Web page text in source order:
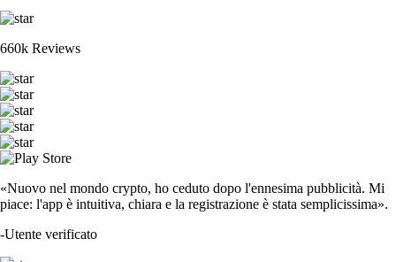
660k Reviews
«Nuovo nel mondo crypto, ho ceduto dopo l'ennesima pubblicità. Mi
piace: l'app è intuitiva, chiara e la registrazione è stata semplicissima».
-Utente verificato